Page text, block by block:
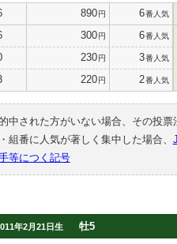
890円 6番人気
300円 6番人気
230円 3番人気
220円 2番人気
中された方がいない場合、その投
組番に人気が著しく集中した場合、
等につく記号
年2月21日生 牡5